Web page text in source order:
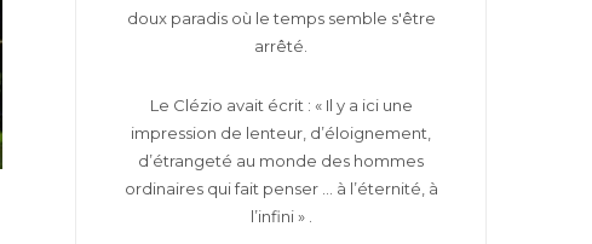
doux paradis où le temps semble s'être
arrêté.
Le Clézio avait écrit : « Il y a ici une
impression de lenteur, d’éloignement,
d’étrangeté au monde des hommes
ordinaires qui fait penser … à l’éternité, à
l’infini » .